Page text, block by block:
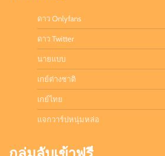
ดาว Onlyfans
ดาว Twitter
นายแบบ
เกย์ต่างชาติ
เกย์ไทย
แจกวาร์ปหนุ่มหล่อ